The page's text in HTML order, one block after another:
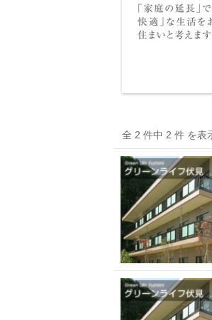
全 2 件中 2 件 を表